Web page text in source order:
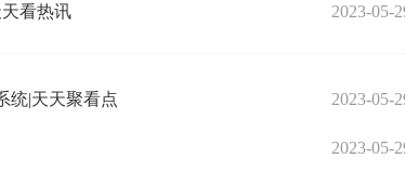
看热讯 2023-05-
统|天天聚看点 2023-05-
2023-05-